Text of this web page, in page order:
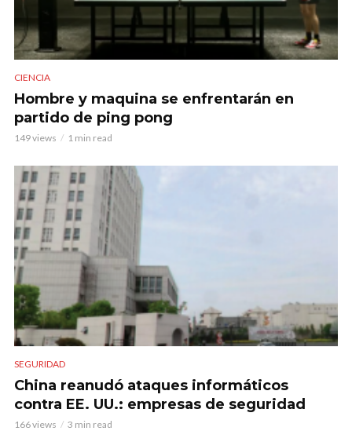
CIENCIA
Hombre y maquina se enfrentarán en
partido de ping pong
149 views 1 min read
SEGURIDAD
China reanudó ataques informáticos
contra EE. UU.: empresas de seguridad
166 views 3 min read